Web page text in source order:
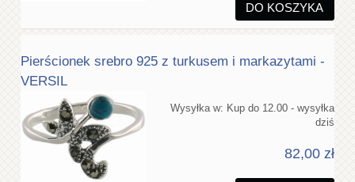
DO KOSZYKA
Pierścionek srebro 925 z turkusem i markazytami -
VERSIL
Wysyłka w: Kup do 12.00 - wysyłka
dziś
82,00 zł